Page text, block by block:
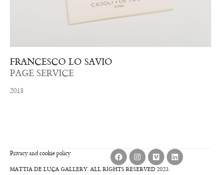
FRANCESCO LO SAVIO
PAGE SERVICE
2018
Privacy and cookie policy
MATTIA DE LUCA GALLERY. ALL RIGHTS RESERVED 2023.